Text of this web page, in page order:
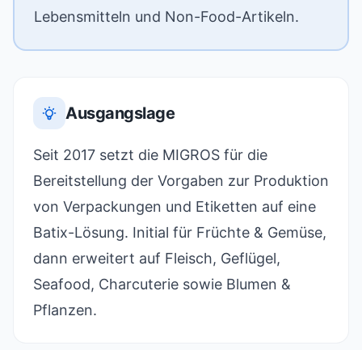
Lebensmitteln und Non-Food-Artikeln.
Ausgangslage
Seit 2017 setzt die MIGROS für die
Bereitstellung der Vorgaben zur Produktion
von Verpackungen und Etiketten auf eine
Batix-Lösung. Initial für Früchte & Gemüse,
dann erweitert auf Fleisch, Geflügel,
Seafood, Charcuterie sowie Blumen &
Pflanzen.